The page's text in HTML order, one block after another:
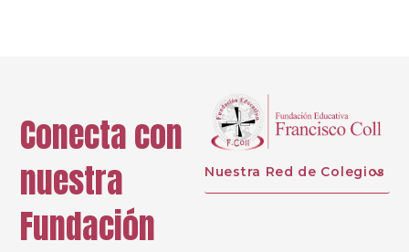
Conecta con
nuestra
Fundación
Nuestra Red de Colegios